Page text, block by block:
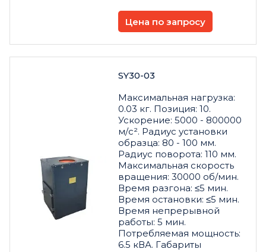
Цена по запросу
SY30-03
Максимальная нагрузка:
0.03 кг. Позиция: 10.
Ускорение: 5000 - 800000
м/с². Радиус установки
образца: 80 - 100 мм.
Радиус поворота: 110 мм.
Максимальная скорость
вращения: 30000 об/мин.
Время разгона: ≤5 мин.
Время остановки: ≤5 мин.
Время непрерывной
работы: 5 мин.
Потребляемая мощность:
6.5 кВА. Габариты